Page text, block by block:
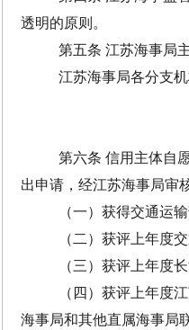
透明的原则。
第五条 江苏海事局
江苏海事局各分支
第六条 信用主体自
出申请，经江苏海事局审
（一）获得交通运
（二）获评上年度
（三）获评上年度
（四）获评上年度
海事局和其他直属海事局